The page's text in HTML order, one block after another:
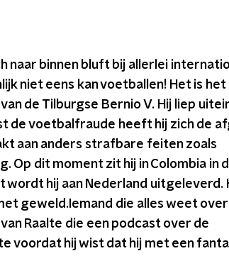
naar binnen bluft bij allerlei
niet eens kan voetballen! Het is het
de Tilburgse Bernio V. Hij liep
de voetbalfraude heeft hij zich de
aan anders strafbare feiten zoals
Op dit moment zit hij in Colombia in
wordt hij aan Nederland uitgeleverd.
geweld. Iemand die alles weet
Raalte die een podcast over de
voordat hij wist dat hij met een